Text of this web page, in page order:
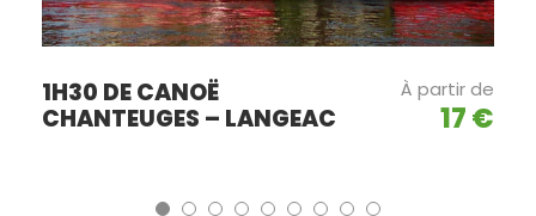
1H30 DE CANOË
CHANTEUGES – LANGEAC
À partir de
17 €